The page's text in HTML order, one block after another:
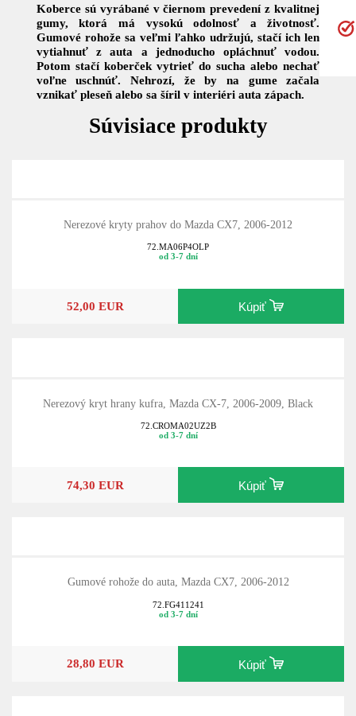
Koberce sú vyrábané v čiernom prevedení z kvalitnej
gumy, ktorá má vysokú odolnosť a životnosť.
Gumové rohože sa veľmi ľahko udržujú, stačí ich len
vytiahnuť z auta a jednoducho opláchnuť vodou.
Potom stačí koberček vytrieť do sucha alebo nechať
voľne uschnúť. Nehrozí, že by na gume začala
vznikať pleseň alebo sa šíril v interiéri auta zápach.
Súvisiace produkty
Nerezové kryty prahov do Mazda CX7, 2006-2012
72.MA06P4OLP
od 3-7 dní
52,00 EUR Kúpiť
Nerezový kryt hrany kufra, Mazda CX-7, 2006-2009, Black
72.CROMA02UZ2B
od 3-7 dní
74,30 EUR Kúpiť
Gumové rohože do auta, Mazda CX7, 2006-2012
72.FG411241
od 3-7 dní
28,80 EUR Kúpiť